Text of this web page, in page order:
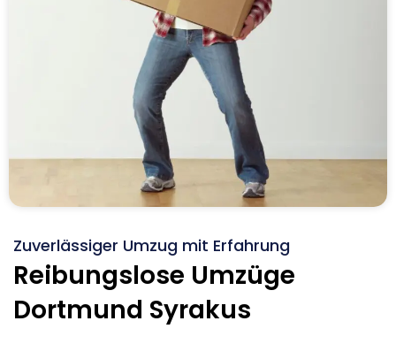
Zuverlässiger Umzug mit Erfahrung
Reibungslose Umzüge
Dortmund Syrakus